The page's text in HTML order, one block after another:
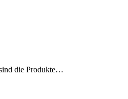
die Produkte…